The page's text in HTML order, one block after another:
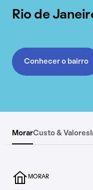
Rio de
Conhecer o bairro
MorarCusto & Valores
MORAR